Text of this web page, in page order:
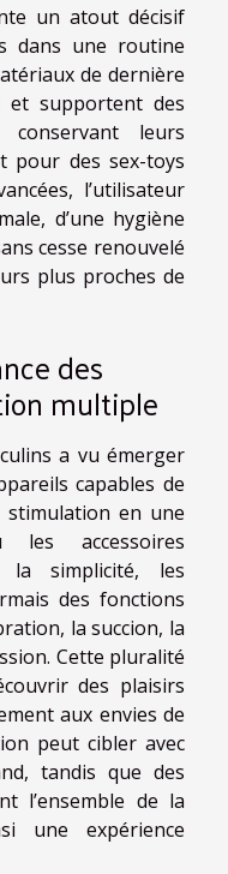
un atout décisif
dans une routine
de dernière
et supportent des
leurs
pour des sex-toys
l’utilisateur
d’une hygiène
cesse renouvelé
plus proches de
des
multiple
a vu émerger
capables de
en une
accessoires
la simplicité, les
des fonctions
la succion, la
Cette pluralité
des plaisirs
aux envies de
peut cibler avec
tandis que des
l’ensemble de la
une expérience